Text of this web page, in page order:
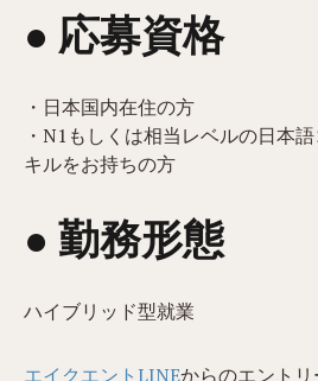
● 応募資格
・日本国内在住の方
・N1もしくは相当レベルの日本
キルをお持ちの方
● 勤務形態
ハイブリッド型就業
エイクエントLINEからのエント